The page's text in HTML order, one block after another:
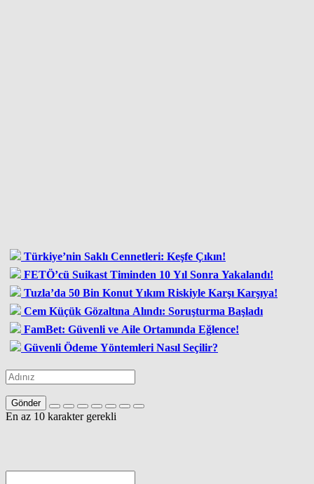
Türkiye’nin Saklı Cennetleri: Keşfe Çıkın!
FETÖ’cü Suikast Timinden 10 Yıl Sonra Yakalandı!
Tuzla’da 50 Bin Konut Yıkım Riskiyle Karşı Karşıya!
Cem Küçük Gözaltına Alındı: Soruşturma Başladı
FamBet: Güvenli ve Aile Ortamında Eğlence!
Güvenli Ödeme Yöntemleri Nasıl Seçilir?
Gönder
En az 10 karakter gerekli